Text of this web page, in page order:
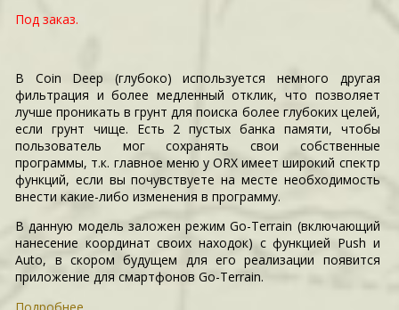
Под заказ.
В Coin Deep (глубоко) используется немного другая
фильтрация и более медленный отклик, что позволяет
лучше проникать в грунт для поиска более глубоких целей,
если грунт чище. Есть 2 пустых банка памяти, чтобы
пользователь мог сохранять свои собственные
программы, т.к. главное меню у ORX имеет широкий спектр
функций, если вы почувствуете на месте необходимость
внести какие-либо изменения в программу.
В данную модель заложен режим Go-Terrain (включающий
нанесение координат своих находок) с функцией Push и
Auto, в скором будущем для его реализации появится
приложение для смартфонов Go-Terrain.